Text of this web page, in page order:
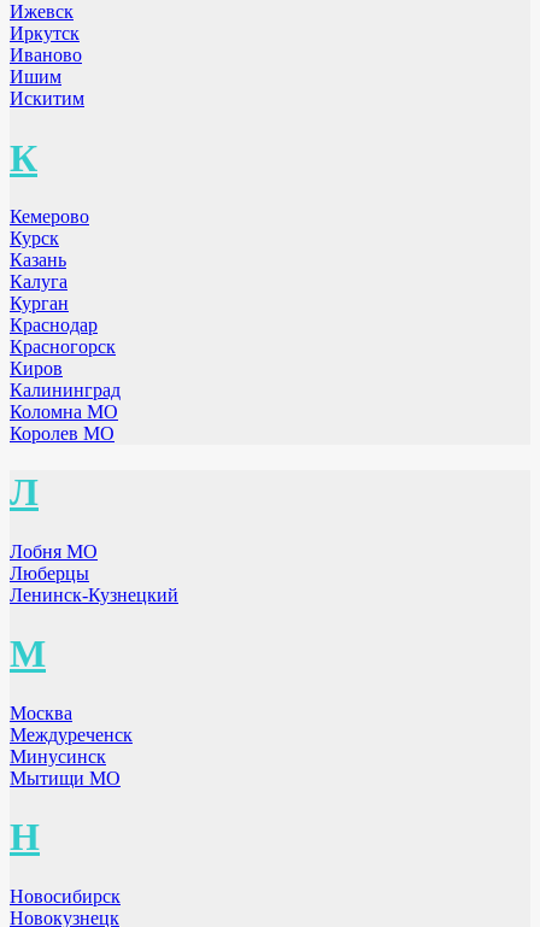
Ижевск
Иркутск
Иваново
Ишим
Искитим
К
Кемерово
Курск
Казань
Калуга
Курган
Краснодар
Красногорск
Киров
Калининград
Коломна МО
Королев МО
Л
Лобня МО
Люберцы
Ленинск-Кузнецкий
М
Москва
Междуреченск
Минусинск
Мытищи МО
Н
Новосибирск
Новокузнецк